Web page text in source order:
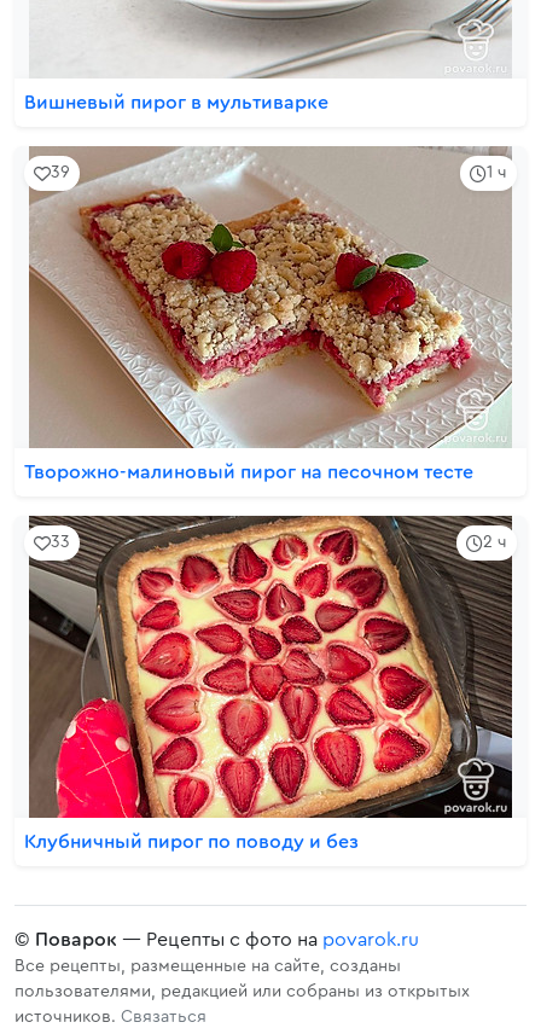
Вишневый пирог в мультиварке
1 ч
39
Творожно-малиновый пирог на песочном тесте
2 ч
33
Клубничный пирог по поводу и без
© Поварок — Рецепты с фото на povarok.ru
Все рецепты, размещенные на сайте, созданы
пользователями, редакцией или собраны из открытых
источников. Связаться